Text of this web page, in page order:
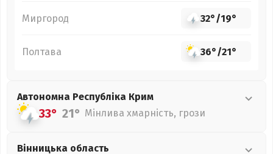
Миргород 32°/19°
Полтава 36°/21°
Автономна Республіка Крим
33° 21° Мінлива хмарність, грози
Вінницька область